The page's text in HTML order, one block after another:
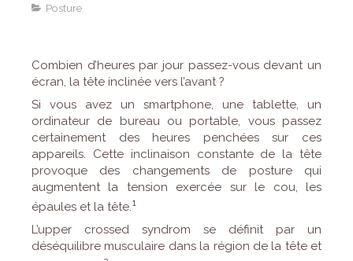
Posture
Combien d’heures par jour passez-vous devant un
écran, la tête inclinée vers l’avant ?
Si vous avez un smartphone, une tablette, un
ordinateur de bureau ou portable, vous passez
certainement des heures penchées sur ces
appareils. Cette inclinaison constante de la tête
provoque des changements de posture qui
augmentent la tension exercée sur le cou, les
épaules et la tête.1
L’upper crossed syndrom se définit par un
déséquilibre musculaire dans la région de la tête et